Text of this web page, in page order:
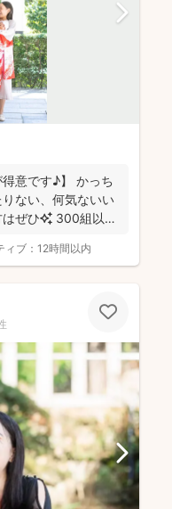
得意です♪】 かっち
ない、何気ないい
ぜひ✨️ 300組以上
ィブ： 12時間以内